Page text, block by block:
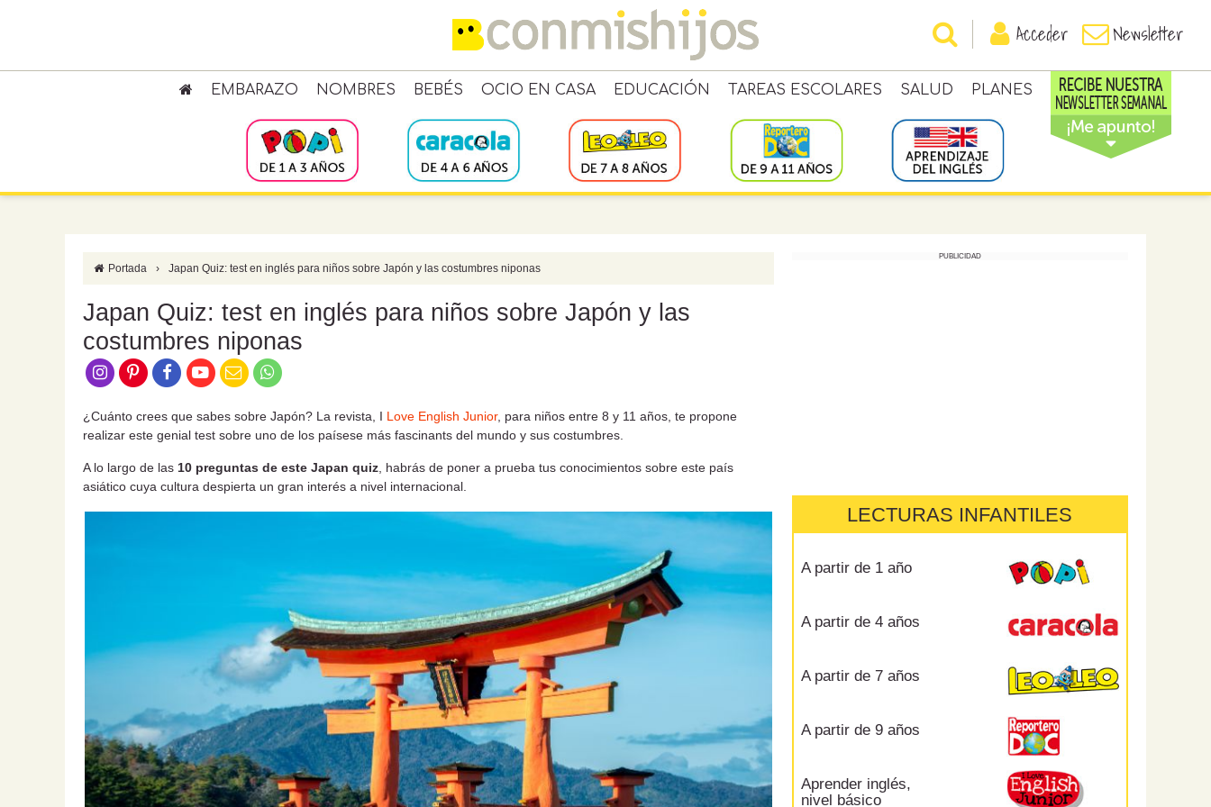
Acceder Newsletter
EMBARAZO NOMBRES BEBÉS OCIO EN CASA EDUCACIÓN TAREAS ESCOLARES SALUD PLANES
Portada › Japan Quiz: test en inglés para niños sobre Japón y las costumbres niponas
Japan Quiz: test en inglés para niños sobre Japón y las
costumbres niponas
¿Cuánto crees que sabes sobre Japón? La revista, I Love English Junior, para niños entre 8 y 11 años, te propone
realizar este genial test sobre uno de los paísese más fascinants del mundo y sus costumbres.
A lo largo de las 10 preguntas de este Japan quiz, habrás de poner a prueba tus conocimientos sobre este país
asiático cuya cultura despierta un gran interés a nivel internacional.
PUBLICIDAD
LECTURAS INFANTILES
A partir de 1 año
A partir de 4 años
A partir de 7 años
A partir de 9 años
Aprender inglés,
nivel básico